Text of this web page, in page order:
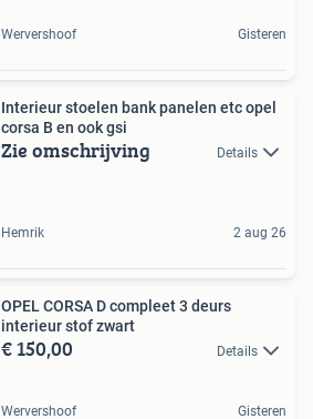
Wervershoof Gisteren
Interieur stoelen bank panelen etc opel
corsa B en ook gsi
Zie omschrijving Details
Hemrik 2 aug 26
OPEL CORSA D compleet 3 deurs
interieur stof zwart
€ 150,00 Details
Wervershoof Gisteren